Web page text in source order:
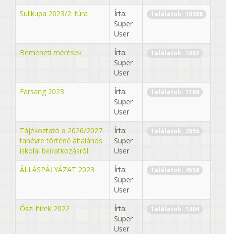
Sulikupa 2023/2. túra
Írta:
Super
User
Találatok: 10388
Bemeneti mérések
Írta:
Super
User
Találatok: 1562
Farsang 2023
Írta:
Super
User
Találatok: 1168
Tájékoztató a 2026/2027.
tanévre történő általános
iskolai beiratkozásról
Írta:
Super
User
Találatok: 2555
ÁLLÁSPÁLYÁZAT 2023
Írta:
Super
User
Találatok: 4558
Őszi hírek 2022
Írta:
Super
User
Találatok: 1304